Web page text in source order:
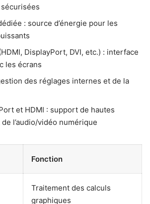
: source d’énergie pour les
DisplayPort, DVI, etc.) : interface
les écrans
des réglages internes et de la
et HDMI : support de hautes
l’audio/vidéo numérique
Fonction
Traitement des calculs
graphiques